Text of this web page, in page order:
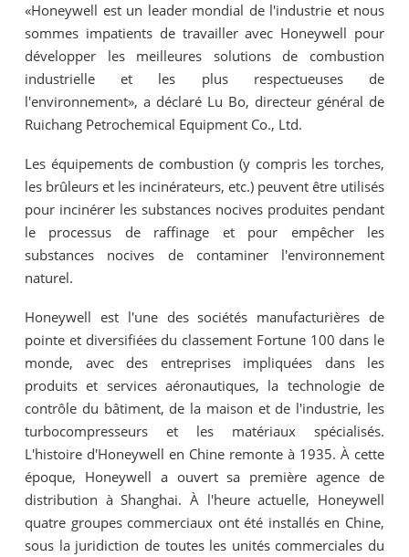
«Honeywell est un leader mondial de l'industrie et nous
sommes impatients de travailler avec Honeywell pour
développer les meilleures solutions de combustion
industrielle et les plus respectueuses de
l'environnement», a déclaré Lu Bo, directeur général de
Ruichang Petrochemical Equipment Co., Ltd.
Les équipements de combustion (y compris les torches,
les brûleurs et les incinérateurs, etc.) peuvent être utilisés
pour incinérer les substances nocives produites pendant
le processus de raffinage et pour empêcher les
substances nocives de contaminer l'environnement
naturel.
Honeywell est l'une des sociétés manufacturières de
pointe et diversifiées du classement Fortune 100 dans le
monde, avec des entreprises impliquées dans les
produits et services aéronautiques, la technologie de
contrôle du bâtiment, de la maison et de l'industrie, les
turbocompresseurs et les matériaux spécialisés.
L'histoire d'Honeywell en Chine remonte à 1935. À cette
époque, Honeywell a ouvert sa première agence de
distribution à Shanghai. À l'heure actuelle, Honeywell
quatre groupes commerciaux ont été installés en Chine,
sous la juridiction de toutes les unités commerciales du